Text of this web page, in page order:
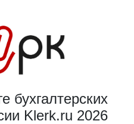
бухгалтерских
Klerk.ru 2026